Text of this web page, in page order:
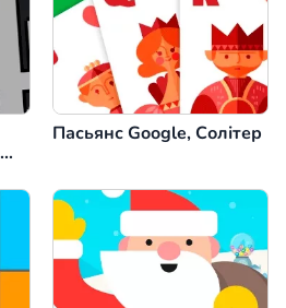
Пасьянс Google, Солітер